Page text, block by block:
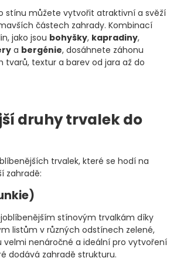
stínu můžete vytvořit atraktivní a svěží
částech zahrady. Kombinací
jako jsou bohyšky, kapradiny,
a bergénie, dosáhnete záhonu
tvarů, textur a barev od jara až do
druhy trvalek do
trvalek, které se hodí na
zahradě:
stínovým trvalkám díky
listům v různých odstínech zelené,
velmi nenáročné a ideální pro vytvoření
dodává zahradě strukturu.